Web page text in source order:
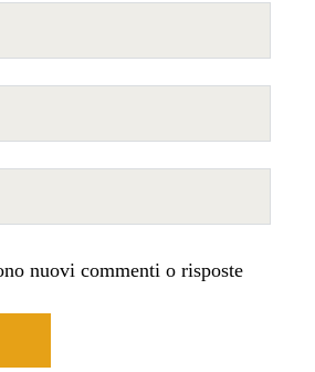
nuovi commenti o risposte